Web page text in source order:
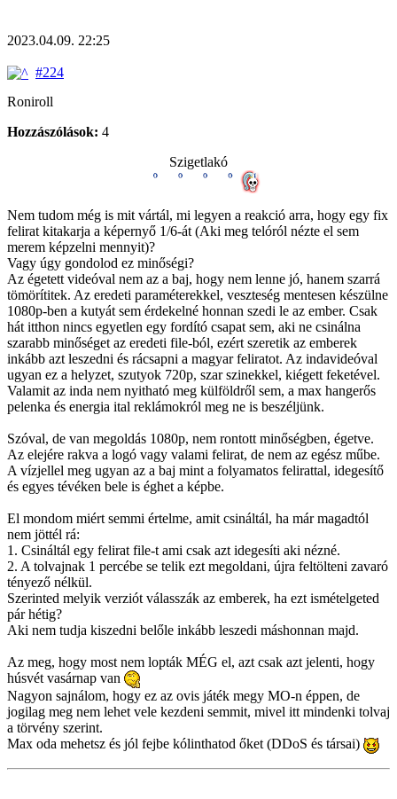
2023.04.09. 22:25
#224
Roniroll
Hozzászólások: 4
Szigetlakó
Nem tudom még is mit vártál, mi legyen a reakció arra, hogy egy fix
felirat kitakarja a képernyő 1/6-át (Aki meg telóról nézte el sem
merem képzelni mennyit)?
Vagy úgy gondolod ez minőségi?
Az égetett videóval nem az a baj, hogy nem lenne jó, hanem szarrá
tömörítitek. Az eredeti paraméterekkel, veszteség mentesen készülne
1080p-ben a kutyát sem érdekelné honnan szedi le az ember. Csak
hát itthon nincs egyetlen egy fordító csapat sem, aki ne csinálna
szarabb minőséget az eredeti file-ból, ezért szeretik az emberek
inkább azt leszedni és rácsapni a magyar feliratot. Az indavideóval
ugyan ez a helyzet, szutyok 720p, szar szinekkel, kiégett feketével.
Valamit az inda nem nyitható meg külföldről sem, a max hangerős
pelenka és energia ital reklámokról meg ne is beszéljünk.
Szóval, de van megoldás 1080p, nem rontott minőségben, égetve.
Az elejére rakva a logó vagy valami felirat, de nem az egész műbe.
A vízjellel meg ugyan az a baj mint a folyamatos felirattal, idegesítő
és egyes tévéken bele is éghet a képbe.
El mondom miért semmi értelme, amit csináltál, ha már magadtól
nem jöttél rá:
1. Csináltál egy felirat file-t ami csak azt idegesíti aki nézné.
2. A tolvajnak 1 percébe se telik ezt megoldani, újra feltölteni zavaró
tényező nélkül.
Szerinted melyik verziót válasszák az emberek, ha ezt ismételgeted
pár hétig?
Aki nem tudja kiszedni belőle inkább leszedi máshonnan majd.
Az meg, hogy most nem lopták MÉG el, azt csak azt jelenti, hogy
húsvét vasárnap van
Nagyon sajnálom, hogy ez az ovis játék megy MO-n éppen, de
jogilag meg nem lehet vele kezdeni semmit, mivel itt mindenki tolvaj
a törvény szerint.
Max oda mehetsz és jól fejbe kólinthatod őket (DDoS és társai)